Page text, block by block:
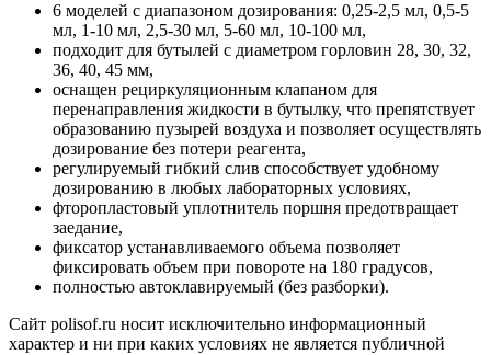
6 моделей с диапазоном дозирования: 0,25-2,5 мл, 0,5-5
мл, 1-10 мл, 2,5-30 мл, 5-60 мл, 10-100 мл,
подходит для бутылей с диаметром горловин 28, 30, 32,
36, 40, 45 мм,
оснащен рециркуляционным клапаном для
перенаправления жидкости в бутылку, что препятствует
образованию пузырей воздуха и позволяет осуществлять
дозирование без потери реагента,
регулируемый гибкий слив способствует удобному
дозированию в любых лабораторных условиях,
фторопластовый уплотнитель поршня предотвращает
заедание,
фиксатор устанавливаемого объема позволяет
фиксировать объем при повороте на 180 градусов,
полностью автоклавируемый (без разборки).
Сайт polisof.ru носит исключительно информационный
характер и ни при каких условиях не является публичной